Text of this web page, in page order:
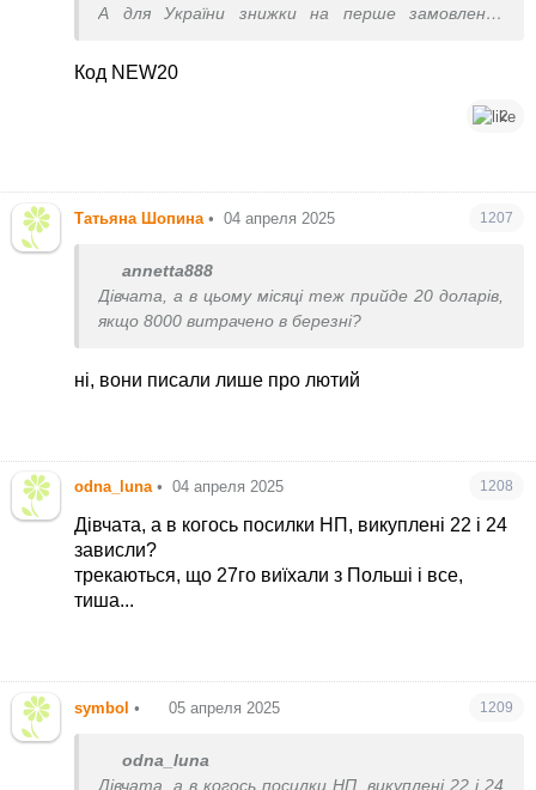
А для України знижки на перше замовлення
Код NEW20
2
Татьяна Шопина • 04 апреля 2025 1207
annetta888
Дівчата, а в цьому місяці теж прийде 20 доларів,
якщо 8000 витрачено в березні?
ні, вони писали лише про лютий
odna_luna • 04 апреля 2025 1208
Дівчата, а в когось посилки НП, викуплені 22 і 24
зависли?
трекаються, що 27го виїхали з Польші і все,
тиша...
symbol • 05 апреля 2025 1209
odna_luna
Дівчата, а в когось посилки НП, викуплені 22 і 24